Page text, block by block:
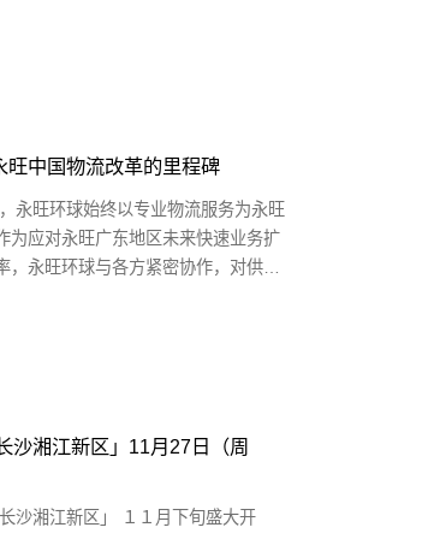
中国物流改革的里程碑
永旺环球始终以专业物流服务为永旺
为应对永旺广东地区未来快速业务扩
永旺环球与各方紧密协作，对供应
沙湘江新区」11月27日（周
沙湘江新区」 １１月下旬盛大开